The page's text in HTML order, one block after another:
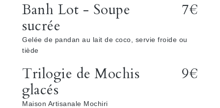
Banh Lot - Soupe
sucrée
7€
Gelée de pandan au lait de coco, servie froide ou
tiède
Trilogie de Mochis
glacés
9€
Maison Artisanale Mochiri